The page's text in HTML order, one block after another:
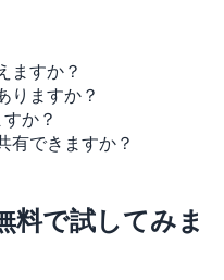
ますか？
りますか？
か？
有できますか？
料で試してみま